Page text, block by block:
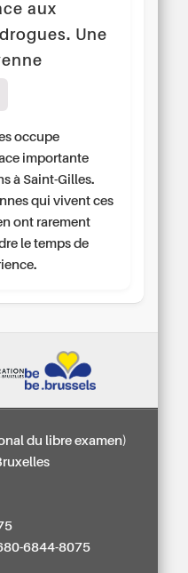
aux
Une
occupe
importante
à Saint-Gilles.
qui vivent ces
ont rarement
le temps de
du libre examen)
6844-8075